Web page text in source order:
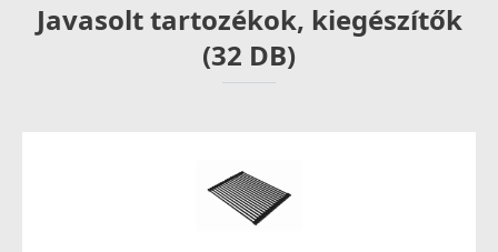
99 890 Ft
Javasolt tartozékok, kiegészítők
(32 DB)